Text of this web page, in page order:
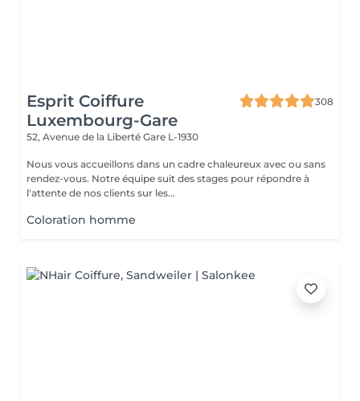
Esprit Coiffure
Luxembourg-Gare
308
52, Avenue de la Liberté Gare L-1930
Nous vous accueillons dans un cadre chaleureux avec ou sans
rendez-vous. Notre équipe suit des stages pour répondre à
l'attente de nos clients sur les...
Coloration homme